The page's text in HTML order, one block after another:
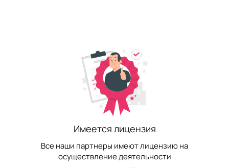
Имеется лицензия
Все наши партнеры имеют лицензию на
осуществление деятельности